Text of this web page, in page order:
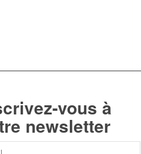
vous à
newsletter